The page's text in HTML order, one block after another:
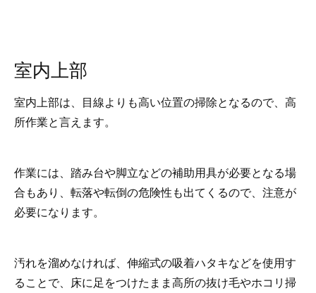
室内上部
室内上部は、目線よりも高い位置の掃除となるので、高
所作業と言えます。
作業には、踏み台や脚立などの補助用具が必要となる場
合もあり、転落や転倒の危険性も出てくるので、注意が
必要になります。
汚れを溜めなければ、伸縮式の吸着ハタキなどを使用す
ることで、床に足をつけたまま高所の抜け毛やホコリ掃